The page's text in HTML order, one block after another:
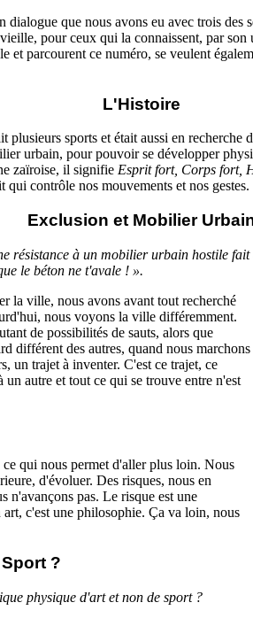
dialogue que nous avons eu avec trois
pour ceux qui la connaissent, par son
et parcourent ce numéro, se veulent
L'Histoire
plusieurs sports et était aussi en recherche
urbain, pour pouvoir se développer
zaïroise, il signifie Esprit fort, Corps fort,
contrôle nos mouvements et nos
Exclusion et Mobilier
résistance à un mobilier urbain hostile fait
le béton ne t'avale ! ».
la ville, nous avons avant tout recherché
nous voyons la ville différemment.
de possibilités de sauts, alors que
différent des autres, quand nous marchons
un trajet à inventer. C'est ce trajet, ce
autre et tout ce qui se trouve entre n'est
qui nous permet d'aller plus loin. Nous
d'évoluer. Des risques, nous en
n'avançons pas. Le risque est une
c'est une philosophie. Ça va loin, nous
?
physique d'art et non de sport ?